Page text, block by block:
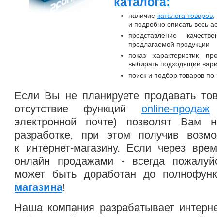
наличие каталога товаров
и подробно описать весь
представление
предлагаемой продукции
показ характеристик
выбирать подходящий
поиск и подбор товаров по
Если Вы не планируете продавать
отсутствие функций online-продаж
электронной почте) позволят Вам
разработке, при этом получив
к интернет-магазину. Если через
онлайн продажами - всегда
может быть доработан до
магазина!
Наша компания разрабатывает